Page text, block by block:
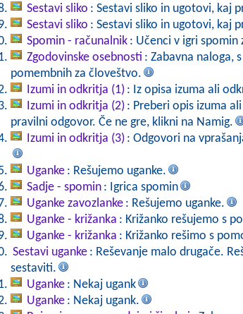
Sestavi sliko : Sestavi sliko in ugotovi, kaj
Sestavi sliko : Sestavi sliko in ugotovi, kaj
Spomin - računalnik : Učenci v igri spomin
Zgodovinske osebnosti : Zabavna naloga,
pomembnih za človeštvo.
Izumi in odkritja (1) : Iz opisa izuma ali
Izumi in odkritja (2) : Preberi opis izuma
pravilni odgovor. Če ne gre, klikni na Namig.
Izumi in odkritja (3) : Odgovori na
Uganke : Rešujemo uganke.
Sadje - spomin : Igrica spomin
Uganke zavozlanke : Rešujemo uganke.
Uganke - križanka : Križanko rešujemo s
Uganke - križanka : Križanko rešimo s
Sestavi uganke : Reševanje malo drugače.
sestaviti.
Uganke : Nekaj ugank
Uganke : Nekaj ugank.